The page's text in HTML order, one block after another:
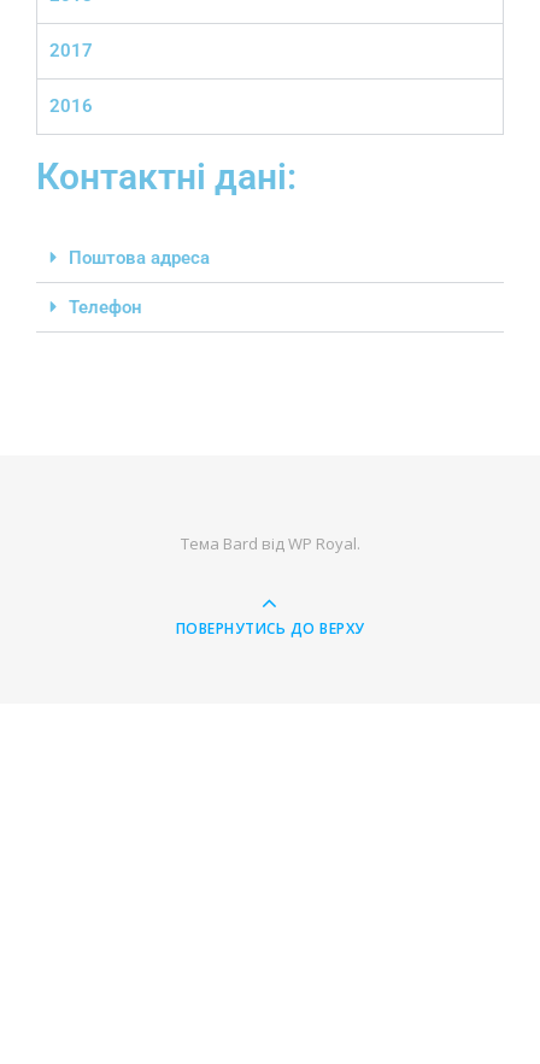
2017
2016
Контактні дані:
Поштова адреса
Телефон
Тема Bard відWP Royal.
ПОВЕРНУТИСЬ ДО ВЕРХУ